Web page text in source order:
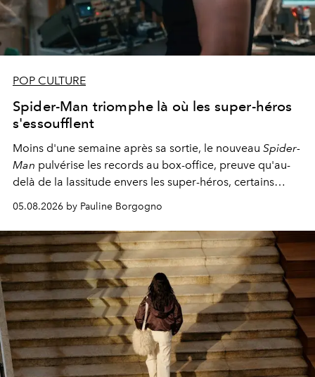
POP CULTURE
Spider-Man triomphe là où les super-héros
s'essoufflent
Moins d'une semaine après sa sortie, le nouveau Spider-
Man pulvérise les records au box-office, preuve qu'au-
delà de la lassitude envers les super-héros, certains
personnages continuent de susciter une ferveur intacte.
05.08.2026 by Pauline Borgogno